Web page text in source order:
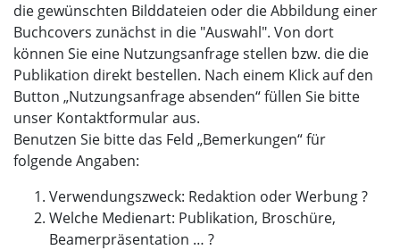
die gewünschten Bilddateien oder die Abbildung einer
Buchcovers zunächst in die "Auswahl". Von dort
können Sie eine Nutzungsanfrage stellen bzw. die die
Publikation direkt bestellen. Nach einem Klick auf den
Button „Nutzungsanfrage absenden“ füllen Sie bitte
unser Kontaktformular aus.
Benutzen Sie bitte das Feld „Bemerkungen“ für
folgende Angaben:
Verwendungszweck: Redaktion oder Werbung ?
Welche Medienart: Publikation, Broschüre,
Beamerpräsentation … ?